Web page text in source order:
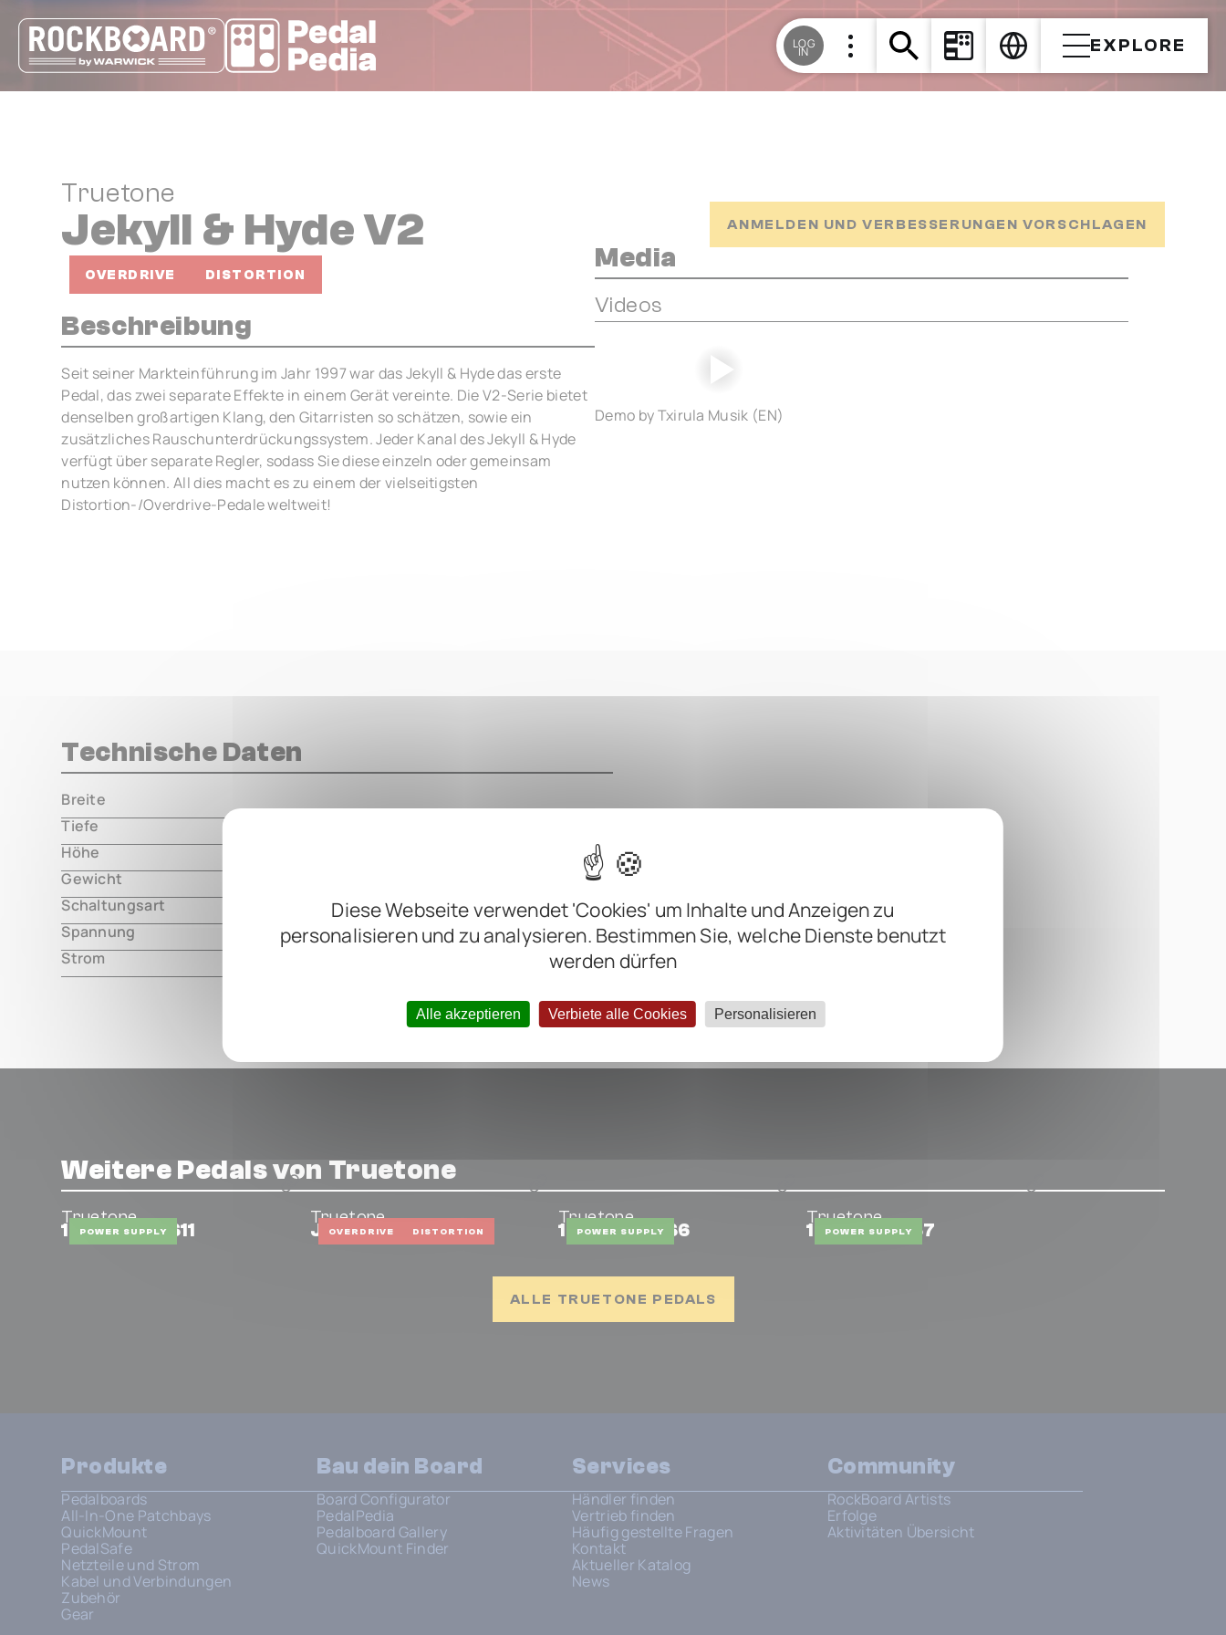
Diese Webseite verwendet 'Cookies' um Inhalte und Anzeigen zu
personalisieren und zu analysieren. Bestimmen Sie, welche Dienste benutzt
werden dürfen
Alle akzeptieren Verbiete alle Cookies Personalisieren
LOG
IN EXPLORE
Truetone
Jekyll & Hyde V2 ANMELDEN UND VERBESSERUNGEN VORSCHLAGEN
OVERDRIVE DISTORTION
Beschreibung
Seit seiner Markteinführung im Jahr 1997 war das Jekyll & Hyde das erste
Pedal, das zwei separate Effekte in einem Gerät vereinte. Die V2-Serie bietet
denselben großartigen Klang, den Gitarristen so schätzen, sowie ein
zusätzliches Rauschunterdrückungssystem. Jeder Kanal des Jekyll & Hyde
verfügt über separate Regler, sodass Sie diese einzeln oder gemeinsam
nutzen können. All dies macht es zu einem der vielseitigsten
Distortion-/Overdrive-Pedale weltweit!
Media
Videos
Demo by Txirula Musik (EN)
Technische Daten
Breite
Tiefe
Höhe
Gewicht
Schaltungsart
analog
Spannung
9V DC, center negative
Strom
Weitere Pedals von Truetone
POWER SUPPLY
Truetone
1 Spot Pro CS11 OVERDRIVE DISTORTION
Truetone
Jekyll & Hyde V3 POWER SUPPLY
Truetone
1 Spot Pro CS6 POWER SUPPLY
Truetone
1Spot Pro CS7
ALLE TRUETONE PEDALS
Produkte
Pedalboards
All-In-One Patchbays
QuickMount
PedalSafe
Netzteile und Strom
Kabel und Verbindungen
Zubehör
Gear
Bau dein Board
Board Configurator
PedalPedia
Pedalboard Gallery
QuickMount Finder
Services
Händler finden
Vertrieb finden
Häufig gestellte Fragen
Kontakt
Aktueller Katalog
News
Community
RockBoard Artists
Erfolge
Aktivitäten Übersicht